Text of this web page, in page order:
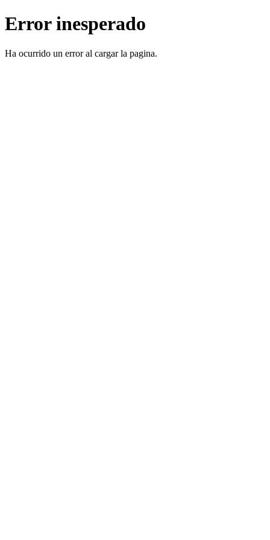
Error inesperado
Ha ocurrido un error al cargar la pagina.